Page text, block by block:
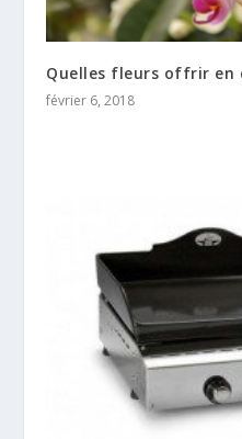
Quelles fleurs offrir en
février 6, 2018